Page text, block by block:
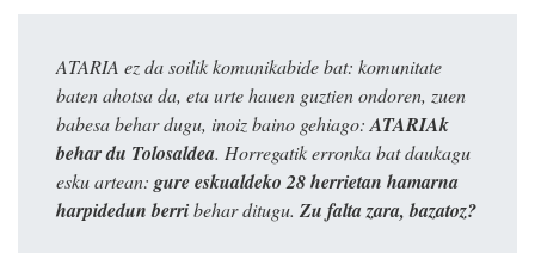
ATARIA ez da soilik komunikabide bat: komunitate
baten ahotsa da, eta urte hauen guztien ondoren, zuen
babesa behar dugu, inoiz baino gehiago: ATARIAk
behar du Tolosaldea. Horregatik erronka bat daukagu
esku artean: gure eskualdeko 28 herrietan hamarna
harpidedun berribehar ditugu. Zu falta zara, bazatoz?